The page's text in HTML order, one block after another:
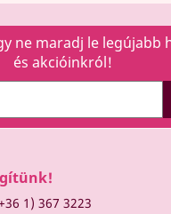
ne maradj le legújabb
és akcióinkról!
1) 367 3223